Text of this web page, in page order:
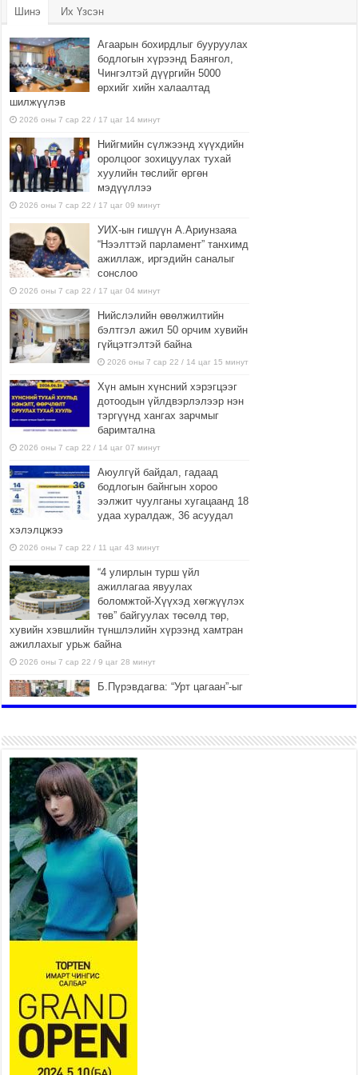
Шинэ Их Үзсэн
Агаарын бохирдлыг бууруулах
бодлогын хүрээнд Баянгол,
Чингэлтэй дүүргийн 5000
өрхийг хийн халаалтад
шилжүүлэв
2026 оны 7 сар 22 / 17 цаг 14 минут
Нийгмийн сүлжээнд хүүхдийн
оролцоог зохицуулах тухай
хуулийн төслийг өргөн
мэдүүллээ
2026 оны 7 сар 22 / 17 цаг 09 минут
УИХ-ын гишүүн А.Ариунзаяа
“Нээлттэй парламент” танхимд
ажиллаж, иргэдийн саналыг
сонслоо
2026 оны 7 сар 22 / 17 цаг 04 минут
Нийслэлийн өвөлжилтийн
бэлтгэл ажил 50 орчим хувийн
гүйцэтгэлтэй байна
2026 оны 7 сар 22 / 14 цаг 15 минут
Хүн амын хүнсний хэрэгцээг
дотоодын үйлдвэрлэлээр нэн
тэргүүнд хангах зарчмыг
баримтална
2026 оны 7 сар 22 / 14 цаг 07 минут
Аюулгүй байдал, гадаад
бодлогын байнгын хороо
ээлжит чуулганы хугацаанд 18
удаа хуралдаж, 36 асуудал
хэлэлцжээ
2026 оны 7 сар 22 / 11 цаг 43 минут
“4 улирлын турш үйл
ажиллагаа явуулах
боломжтой-Хүүхэд хөгжүүлэх
төв” байгуулах төсөлд төр,
хувийн хэвшлийн түншлэлийн хүрээнд хамтран
ажиллахыг урьж байна
2026 оны 7 сар 22 / 9 цаг 28 минут
Б.Пүрэвдагва: “Урт цагаан”-ыг
2026 оны 7 сар 21 / 16 цаг 47 минут
Тусгай замын автобус /BRT/
төслийн удирдах хорооны
ээлжит хуралдаан боллоо
2026 оны 7 сар 21 / 16 цаг 43 минут
Ерөнхий сайд Н.Учрал БНХАУ-
аас Монгол Улсад суугаа
Элчин сайд Шэнь
Миньжюанийг хүлээн авч
уулзав
2026 оны 7 сар 21 / 16 цаг 39 минут
БҮГД НАЙРАМДАХ ТАЖИКИСТАН УЛСТАЙ
ЭДИЙН ЗАСГИЙН ХАМТЫН АЖИЛЛАГААГ
ӨРГӨЖҮҮЛНЭ
2026 оны 7 сар 21 / 16 цаг 34 минут
26,992 суралцагч хотхоны бага сургуульд, 8100
суралцагч төрөлжсөн ахлах сургуульд
суралцана
2026 оны 7 сар 21 / 13 цаг 43 минут